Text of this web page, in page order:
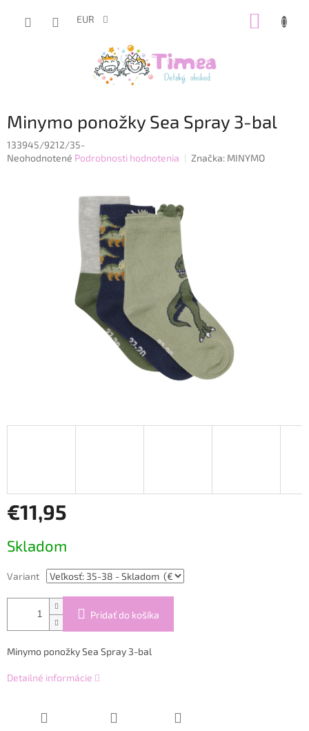
EUR
Minymo ponožky Sea Spray 3-bal
133945/9212/35-
Priemerné
Neohodnotené Podrobnosti hodnotenia Značka: MINYMO
€11,95
cena:
Skladom
Variant
Pridať do košíka
Minymo ponožky Sea Spray 3-bal
Detailné informácie